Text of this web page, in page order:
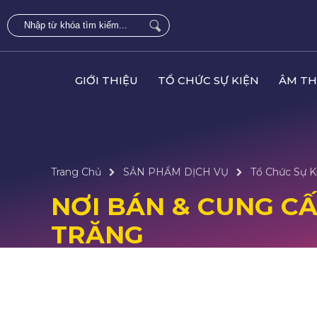
GIỚI THIỆU TỔ CHỨC SỰ KIỆN ÂM
Trang Chủ SẢN PHẨM DỊCH VỤ Tổ Chức Sự
NƠI BÁN & CUNG
TRĂNG